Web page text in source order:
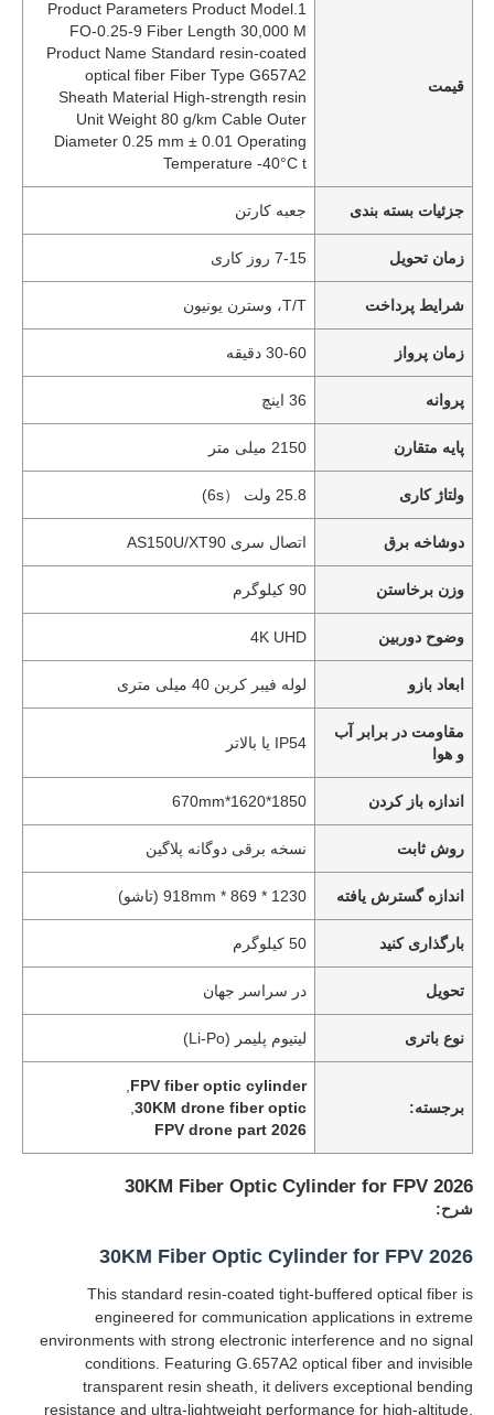
خونه
محصولات
درباره ما
قیمت
1.Product Parameters Product Model
FO-0.25-9 Fiber Length 30,000 M
Product Name Standard resin-coated
optical fiber Fiber Type G657A2
Sheath Material High-strength resin
Unit Weight 80 g/km Cable Outer
Diameter 0.25 mm ± 0.01 Operating
Temperature -40°C t
جزئیات بسته بندی جعبه کارتن
زمان تحویل 7-15 روز کاری
شرایط پرداخت T/T، وسترن یونیون
زمان پرواز 30-60 دقیقه
پروانه 36 اینچ
پایه متقارن 2150 میلی متر
ولتاژ کاری 25.8 ولت （6s)
دوشاخه برق اتصال سری AS150U/XT90
وزن برخاستن 90 کیلوگرم
وضوح دوربین 4K UHD
ابعاد بازو لوله فیبر کربن 40 میلی متری
مقاومت در برابر آب
و هوا
IP54 یا بالاتر
اندازه باز کردن 1850*1620*670mm
روش ثابت نسخه برقی دوگانه پلاگین
اندازه گسترش یافته 1230 * 869 * 918mm (تاشو)
بارگذاری کنید 50 کیلوگرم
تحویل در سراسر جهان
نوع باتری لیتیوم پلیمر (Li-Po)
برجسته:
FPV fiber optic cylinder
30KM drone fiber optic
2026 FPV drone part
30KM Fiber Optic Cylinder for FPV 2026
شرح:
30KM Fiber Optic Cylinder for FPV 2026
This standard resin-coated tight-buffered optical fiber is
engineered for communication applications in extreme
environments with strong electronic interference and no signal
conditions. Featuring G.657A2 optical fiber and invisible
transparent resin sheath, it delivers exceptional bending
resistance and ultra-lightweight performance for high-altitude,